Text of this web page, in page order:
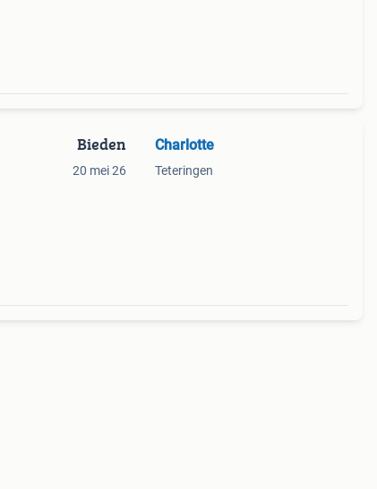
Bieden
20 mei 26
Charlotte
Teteringen